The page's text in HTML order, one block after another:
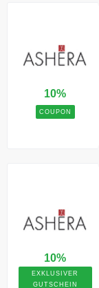
10%
COUPON
10%
EXKLUSIVER
GUTSCHEIN